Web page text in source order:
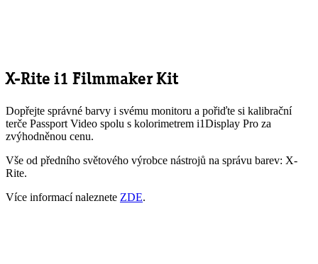
X-Rite i1 Filmmaker Kit
Dopřejte správné barvy i svému monitoru a pořiďte si kalibrační
terče Passport Video spolu s kolorimetrem i1Display Pro za
zvýhodněnou cenu.
Vše od předního světového výrobce nástrojů na správu barev: X-
Rite.
Více informací naleznete ZDE.